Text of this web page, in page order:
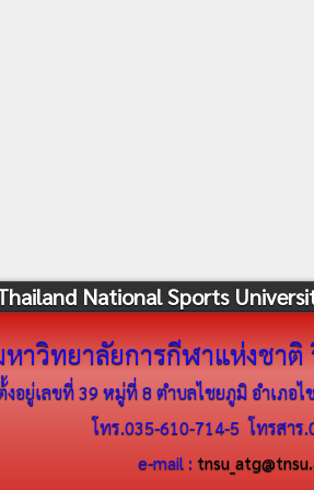
National Sports
าวิทยาลัยการกีฬาแห่งชาติ
งอยู่เลขที่ 39 หมู่ที่ 8 ตำบลไชยภูมิ อำเภอไ
โทร.035-610-714-5 โทรสาร
e-mail :